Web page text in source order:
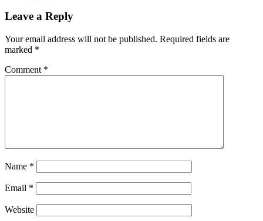
Leave a Reply
Your email address will not be published. Required fields are
marked *
Comment *
Name *
Email *
Website